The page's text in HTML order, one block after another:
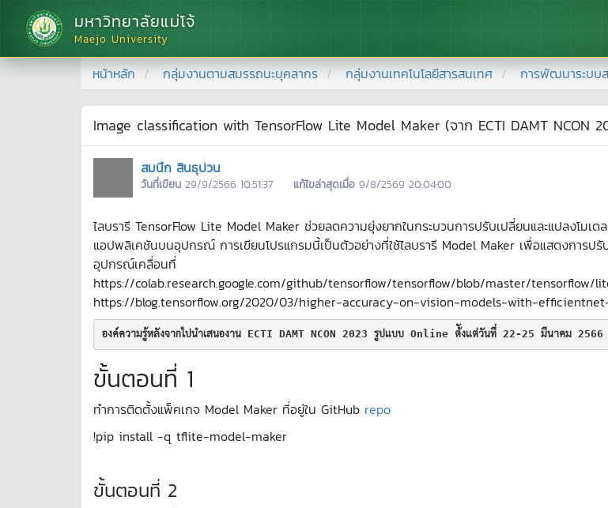
มหาวิทยาลัยแม่โจ้
Maejo University
หน้าหลัก กลุ่มงานตามสมรรถนะบุคลากร กลุ่มงานเทคโนโลยีสารสนเทศ การพัฒนาระบบ
Image classification with TensorFlow Lite Model Maker (จาก ECTI DAMT NCON
สมนึก สินธุปวน
วันที่เขียน 29/9/2566 10:51:37 แก้ไขล่าสุดเมื่อ 9/8/2569 20:04:00
ไลบรารี TensorFlow Lite Model Maker ช่วยลดความยุ่งยากในกระบวนการปรับเปลี่ยนและแปลงโมเ
แอปพลิเคชันบนอุปกรณ์ การเขียนโปรแกรมนี้เป็นตัวอย่างที่ใช้ไลบรารี Model Maker เพื่อแสดงการป
อุปกรณ์เคลื่อนที่
https://colab.research.google.com/github/tensorflow/tensorflow/blob/master/
https://blog.tensorflow.org/2020/03/higher-accuracy-on-vision-models-with-
องค์ความรู้หลังจากไปนำเสนองาน ECTI DAMT NCON 2023 รูปแบบ Online ต้ังแต่วันที่ 22-25 มีนาคม 2566
ขั้นตอนที่ 1
ทำการติดตั้งแพ็คเกจ Model Maker ที่อยู่ใน GitHub repo
!pip install -q tflite-model-maker
ขั้นตอนที่ 2